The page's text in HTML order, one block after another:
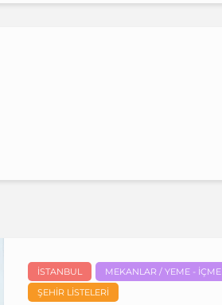
İSTANBUL
MEKANLAR / YEME - İÇME
ŞEHIR LISTELERI